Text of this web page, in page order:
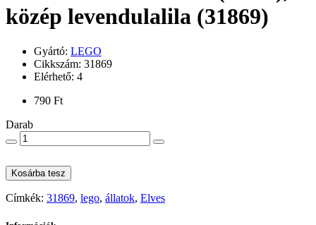
közép levendulalila (31869)
Gyártó: LEGO
Cikkszám: 31869
Elérhető: 4
790 Ft
Darab
Kosárba tesz
Címkék: 31869, lego, állatok, Elves